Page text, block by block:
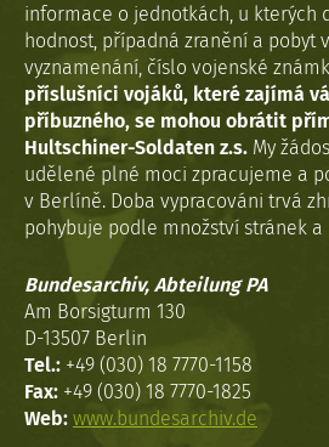
informace o jednotkách, u kterých
hodnost, případná zranění a pobyt
vyznamenání, číslo vojenské
příslušníci vojáků, které zajímá
příbuzného, se mohou obrátit
Hultschiner-Soldaten z.s. My
udělené plné moci zpracujeme a
v Berlíně. Doba vypracováni trvá
pohybuje podle množství stránek a
Bundesarchiv, Abteilung PA
Am Borsigturm 130
D-13507 Berlin
Tel.: +49 (030) 18 7770-1158
Fax: +49 (030) 18 7770-1825
Web: www.bundesarchiv.de